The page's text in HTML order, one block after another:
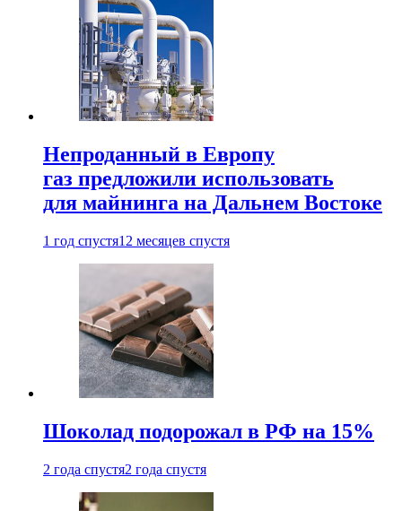
Непроданный в Европу
газ предложили использовать
для майнинга на Дальнем Востоке
1 год спустя12 месяцев спустя
Шоколад подорожал в РФ на 15%
2 года спустя2 года спустя